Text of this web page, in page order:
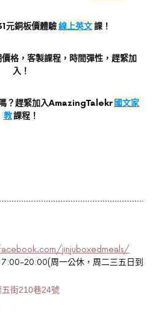
元銅板價體驗線上英文課！
價格，客製課程，時間彈性，趕緊加
入！
？趕緊加入AmazingTalekr 國文家
教課程！
jinjuboxedmeals/
20:00(周一公休，周二三五日到
街210巷24號